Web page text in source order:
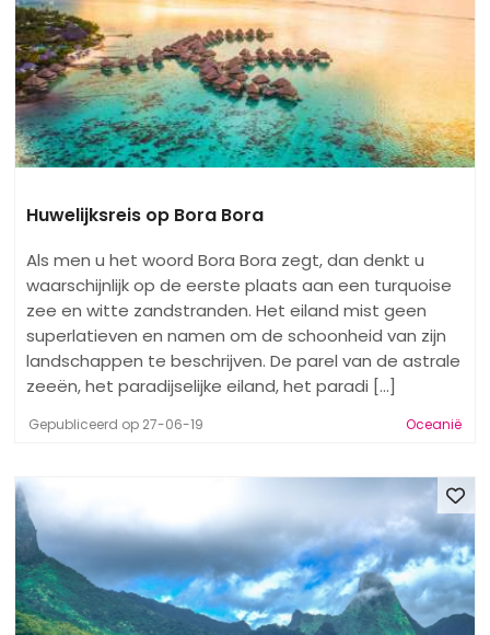
Huwelijksreis op Bora Bora
Als men u het woord Bora Bora zegt, dan denkt u
waarschijnlijk op de eerste plaats aan een turquoise
zee en witte zandstranden. Het eiland mist geen
superlatieven en namen om de schoonheid van zijn
landschappen te beschrijven. De parel van de astrale
zeeën, het paradijselijke eiland, het paradi [...]
Gepubliceerd op 27-06-19 Oceanië